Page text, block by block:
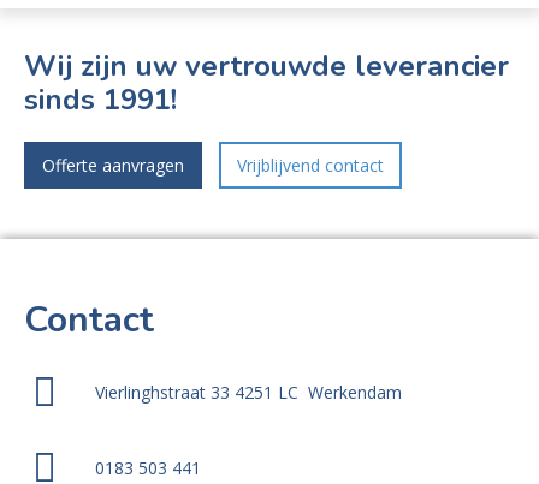
Wij zijn uw vertrouwde leverancier
sinds 1991!
Offerte aanvragen Vrijblijvend contact
Contact
Vierlinghstraat 33 4251 LC Werkendam
0183 503 441